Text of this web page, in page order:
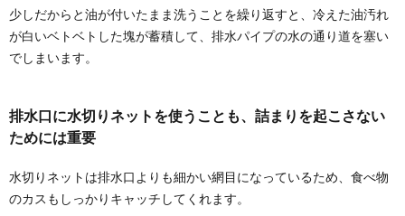
少しだからと油が付いたまま洗うことを繰り返すと、冷えた油汚れ
が白いベトベトした塊が蓄積して、排水パイプの水の通り道を塞い
でしまいます。
排水口に水切りネットを使うことも、詰まりを起こさない
ためには重要
水切りネットは排水口よりも細かい網目になっているため、食べ物
のカスもしっかりキャッチしてくれます。